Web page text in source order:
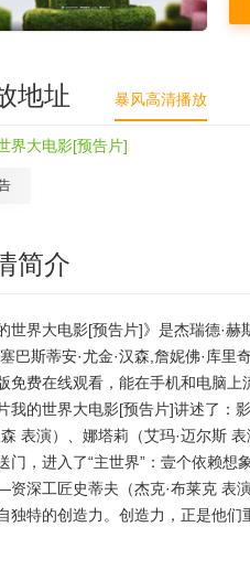
地址 暴风高清播放
界大电影[预告片]
简介
的世界大电影[预告片]》是杰瑞德·
巴斯蒂安·尤金·汉森,詹妮佛·库
免费在线观看，能在手机和电脑上
我的世界大电影[预告片]讲述了：
森 表演）、娜塔莉（艾玛·迈尔斯
门，进入了“主世界”：壹个依赖
深工匠史蒂夫（杰克·布莱克 表
独特的创造力。创造力，正是他们